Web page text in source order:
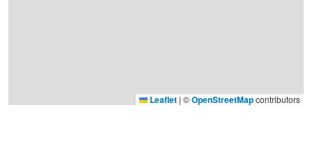
Leaflet | ©OpenStreetMapcontributors